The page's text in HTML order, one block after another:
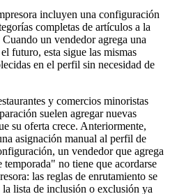
incluyen una configuración
completas de artículos a la
un vendedor agrega una
futuro, esta sigue las mismas
en el perfil sin necesidad de
y comercios minoristas
suelen agregar nuevas
su oferta crece. Anteriormente,
asignación manual al perfil de
un vendedor que agrega
no tiene que acordarse
las reglas de enrutamiento se
lista de inclusión o exclusión ya